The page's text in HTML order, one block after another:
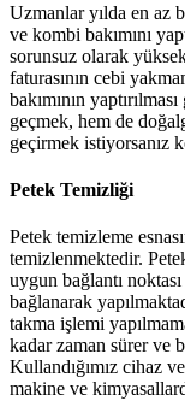
Uzmanlar yılda en az
ve kombi bakımını
sorunsuz olarak
faturasının cebi
bakımının
geçmek, hem de
geçirmek istiyorsanız
Petek Temizliği
Petek temizleme
temizlenmektedir.
uygun bağlantı
bağlanarak
takma işlemi
kadar zaman sürer ve
Kullandığımız cihaz
makine ve